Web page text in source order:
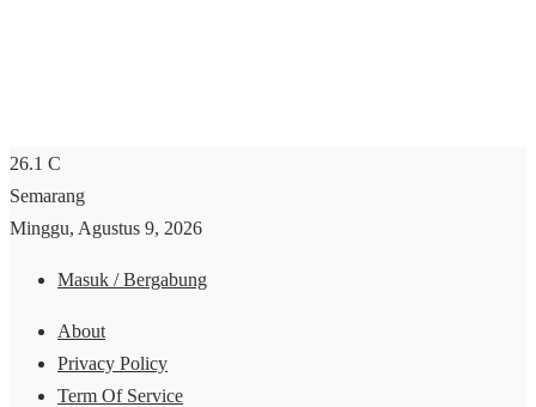
26.1 C
Semarang
Minggu, Agustus 9, 2026
Masuk / Bergabung
About
Privacy Policy
Term Of Service